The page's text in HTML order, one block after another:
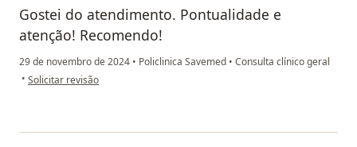
Gostei do atendimento. Pontualidade e
atenção! Recomendo!
29 de novembro de 2024 • Policlinica Savemed • Consulta clínico geral
• na opinião do utilizador luiz de freitas
Solicitar revisão